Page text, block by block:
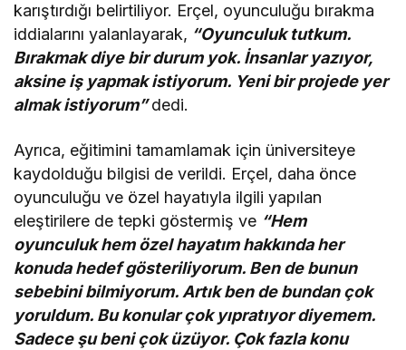
karıştırdığı belirtiliyor. Erçel, oyunculuğu bırakma
iddialarını yalanlayarak, “Oyunculuk tutkum.
Bırakmak diye bir durum yok. İnsanlar yazıyor,
aksine iş yapmak istiyorum. Yeni bir projede yer
almak istiyorum”dedi.
Ayrıca, eğitimini tamamlamak için üniversiteye
kaydolduğu bilgisi de verildi. Erçel, daha önce
oyunculuğu ve özel hayatıyla ilgili yapılan
eleştirilere de tepki göstermiş ve “Hem
oyunculuk hem özel hayatım hakkında her
konuda hedef gösteriliyorum. Ben de bunun
sebebini bilmiyorum. Artık ben de bundan çok
yoruldum. Bu konular çok yıpratıyor diyemem.
Sadece şu beni çok üzüyor. Çok fazla konu